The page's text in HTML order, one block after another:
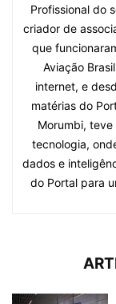
Profissional do
criador de
que
Aviação
internet, e
matérias do
Morumbi,
tecnologia,
dados e
do Portal para